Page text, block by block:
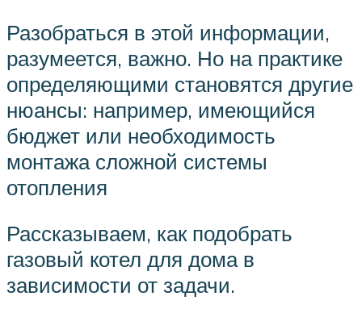
Разобраться в этой информации,
разумеется, важно. Но на практике
определяющими становятся другие
нюансы: например, имеющийся
бюджет или необходимость
монтажа сложной системы
отопления
Рассказываем, как подобрать
газовый котел для дома в
зависимости от задачи.